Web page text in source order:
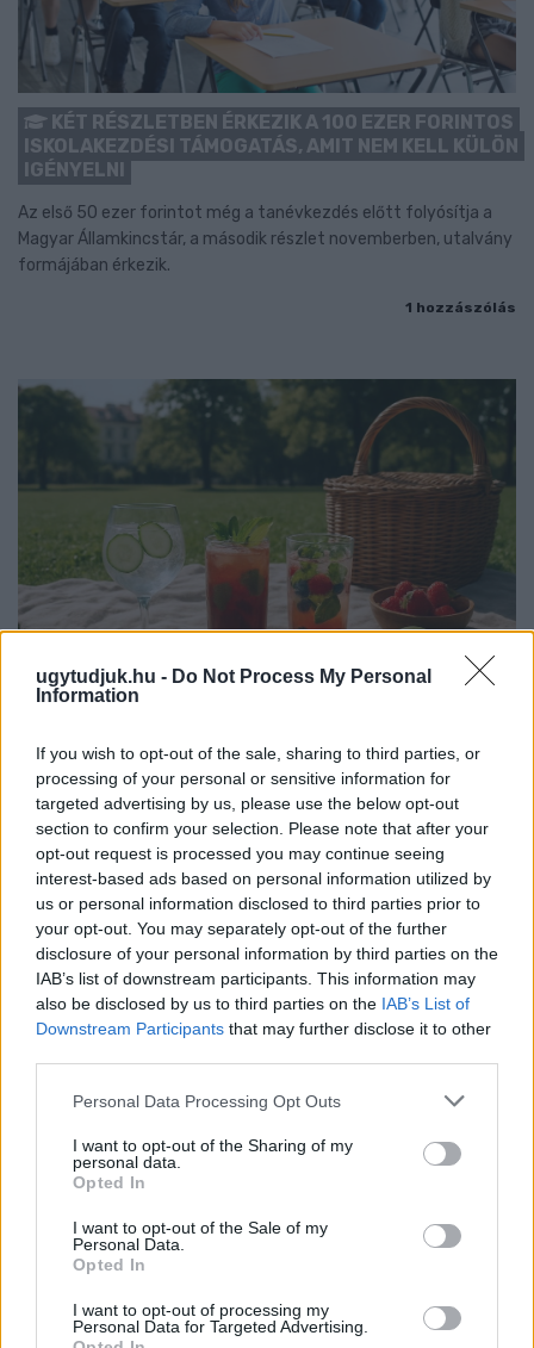
ugytudjuk.hu - Do Not Process My Personal
Information
If you wish to opt-out of the sale, sharing to third parties, or
processing of your personal or sensitive information for
targeted advertising by us, please use the below opt-out
section to confirm your selection. Please note that after your
opt-out request is processed you may continue seeing
interest-based ads based on personal information utilized by
us or personal information disclosed to third parties prior to
your opt-out. You may separately opt-out of the further
disclosure of your personal information by third parties on the
IAB’s list of downstream participants. This information may
also be disclosed by us to third parties on the IAB’s List of
Downstream Participants that may further disclose it to other
Please note that this website/app uses one or more Google
not limited to your visit or usage behaviour. You may click to
grant or deny consent to Google and its third-party tags to
use your data for below specified purposes in below Google
consent section.
Personal Data Processing Opt Outs
I want to opt-out of the Sharing of my
personal data.
Opted In
I want to opt-out of the Sale of my
Personal Data.
Opted In
I want to opt-out of processing my
Personal Data for Targeted Advertising.
KÉT RÉSZLETBEN ÉRKEZIK A 100 EZER FORINTOS
ISKOLAKEZDÉSI TÁMOGATÁS, AMIT NEM KELL KÜLÖN
IGÉNYELNI
Az első 50 ezer forintot még a tanévkezdés előtt folyósítja a
Magyar Államkincstár, a második részlet novemberben, utalvány
formájában érkezik.
1 hozzászólás
Ahogy tavaszodik és a nap egyre tovább marad velünk, sokaknak
támad kedve kirándulni a természetbe.
Szólj hozzá!
ÖRÖMHÍR: TÍZ ÉVE NEM VOLT ILYEN ALACSONY AZ
Júliusban mindössze 1,2 százalékkal emelkedtek éves